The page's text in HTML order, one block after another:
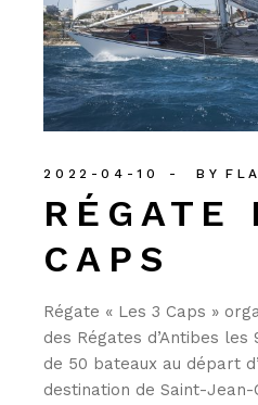
2022-04-10 BY
RÉGATE
CAPS
Régate « Les 3 Caps »
des Régates d’Antibes
de 50 bateaux au départ
destination de Saint-